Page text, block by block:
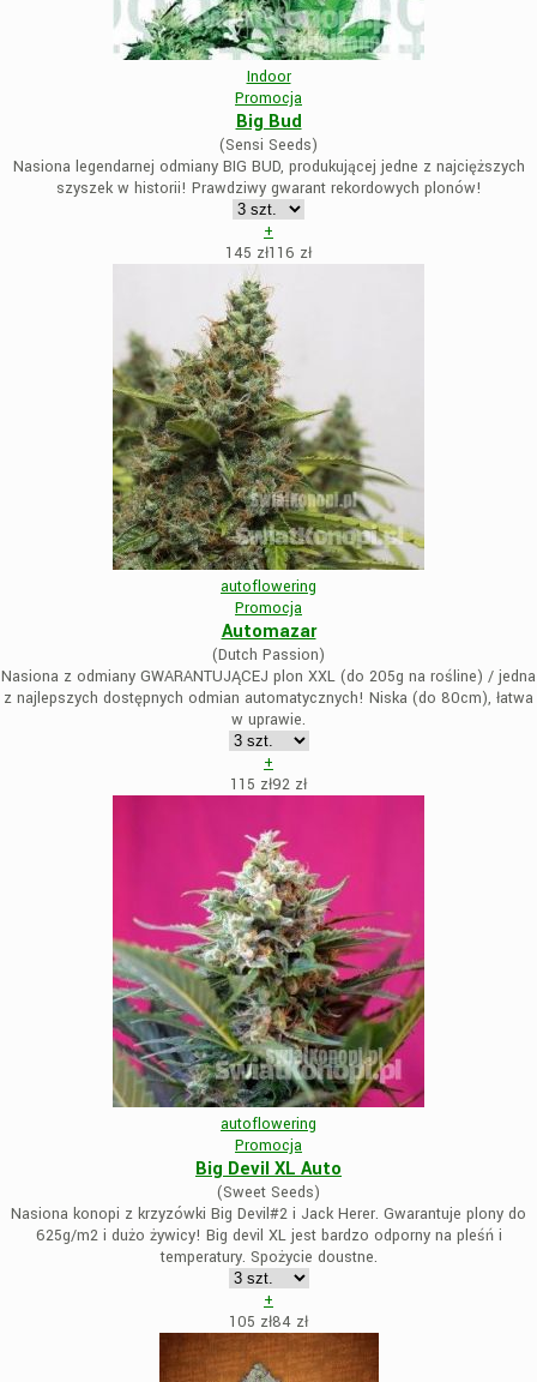
Indoor
Promocja
Big Bud
(Sensi Seeds)
Nasiona legendarnej odmiany BIG BUD, produkującej jedne z najcięższych
szyszek w historii! Prawdziwy gwarant rekordowych plonów!
+
145 zł116 zł
autoflowering
Promocja
Automazar
(Dutch Passion)
Nasiona z odmiany GWARANTUJĄCEJ plon XXL (do 205g na rośline) / jedna
z najlepszych dostępnych odmian automatycznych! Niska (do 80cm), łatwa
w uprawie.
+
115 zł92 zł
autoflowering
Promocja
Big Devil XL Auto
(Sweet Seeds)
Nasiona konopi z krzyzówki Big Devil#2 i Jack Herer. Gwarantuje plony do
625g/m2 i dużo żywicy! Big devil XL jest bardzo odporny na pleśń i
temperatury. Spożycie doustne.
+
105 zł84 zł